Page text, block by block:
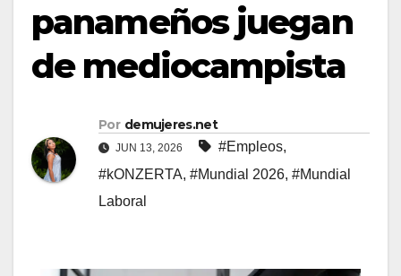
panameños juegan
de mediocampista
Por demujeres.net
JUN 13, 2026 #Empleos,
#kONZERTA, #Mundial 2026, #Mundial
Laboral